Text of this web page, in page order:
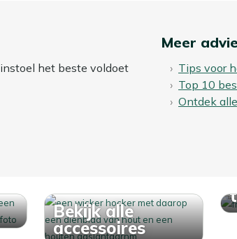
het beste voldoet
Meer
Tips voor
Top 10
Ontdek
Bekijk alle
accessoires